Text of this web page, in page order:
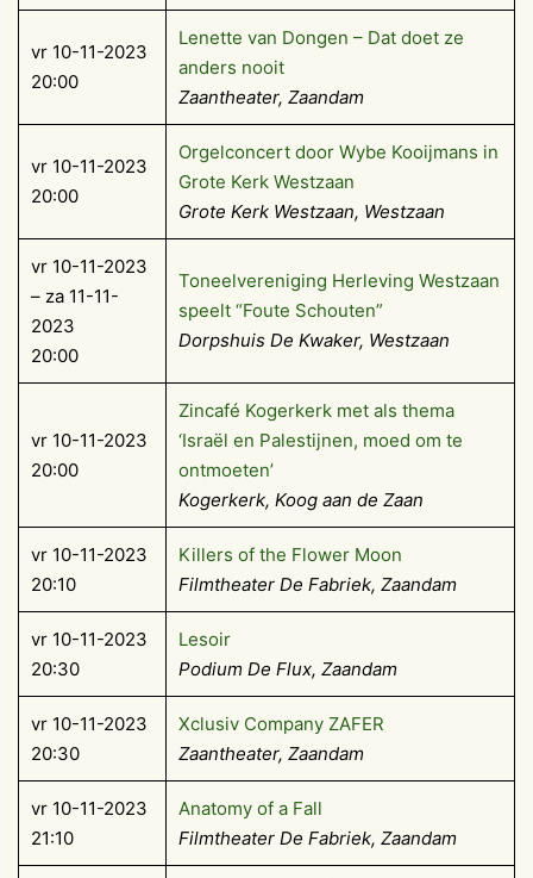
vr 10-11-2023
20:00
Lenette van Dongen – Dat doet ze
anders nooit
Zaantheater, Zaandam
vr 10-11-2023
20:00
Orgelconcert door Wybe Kooijmans in
Grote Kerk Westzaan
Grote Kerk Westzaan, Westzaan
vr 10-11-2023
– za 11-11-
2023
20:00
Toneelvereniging Herleving Westzaan
speelt “Foute Schouten”
Dorpshuis De Kwaker, Westzaan
vr 10-11-2023
20:00
Zincafé Kogerkerk met als thema
‘Israël en Palestijnen, moed om te
ontmoeten’
Kogerkerk, Koog aan de Zaan
vr 10-11-2023
20:10
Killers of the Flower Moon
Filmtheater De Fabriek, Zaandam
vr 10-11-2023
20:30
Lesoir
Podium De Flux, Zaandam
vr 10-11-2023
20:30
Xclusiv Company ZAFER
Zaantheater, Zaandam
vr 10-11-2023
21:10
Anatomy of a Fall
Filmtheater De Fabriek, Zaandam